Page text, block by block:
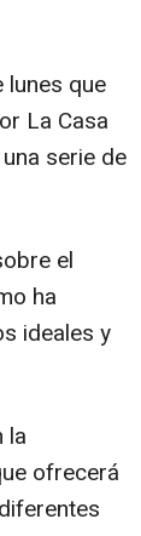
lunes que
La Casa
serie de
el
ha
ideales y
la
ofrecerá